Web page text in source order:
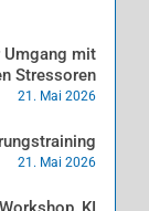
Umgang mit
Stressoren
21. Mai 2026
21. Mai 2026